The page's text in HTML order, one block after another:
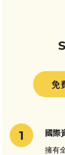
免
國際
擁有